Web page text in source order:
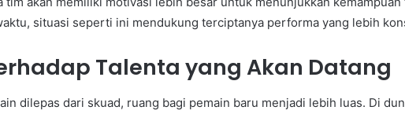
situasi seperti ini mendukung terciptanya performa yang lebih
Talenta yang Akan Datang
dilepas dari skuad, ruang bagi pemain baru menjadi lebih luas. Di